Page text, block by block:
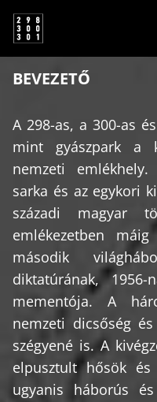
BEVEZETŐ
A 298-as, a 300-as
mint gyászpark a
nemzeti
sarka és az egykori
századi magyar
emlékezetben
második
diktatúrának,
mementója. A
nemzeti dicsőség
szégyené is. A
elpusztult hősök
ugyanis háborús